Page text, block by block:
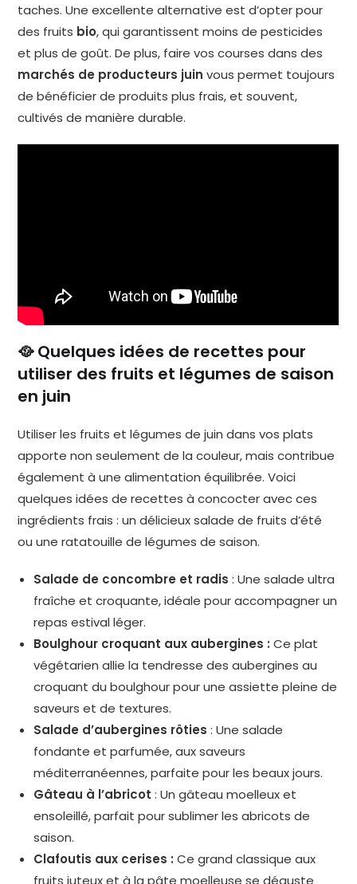
taches. Une excellente alternative est d’opter pour
des fruits bio, qui garantissent moins de pesticides
et plus de goût. De plus, faire vos courses dans des
marchés de producteurs juin vous permet toujours
de bénéficier de produits plus frais, et souvent,
cultivés de manière durable.
🥘 Quelques idées de recettes pour
utiliser des fruits et légumes de saison
en juin
Utiliser les fruits et légumes de juin dans vos plats
apporte non seulement de la couleur, mais contribue
également à une alimentation équilibrée. Voici
quelques idées de recettes à concocter avec ces
ingrédients frais : un délicieux salade de fruits d’été
ou une ratatouille de légumes de saison.
Salade de concombre et radis : Une salade ultra
fraîche et croquante, idéale pour accompagner un
repas estival léger.
Boulghour croquant aux aubergines : Ce plat
végétarien allie la tendresse des aubergines au
croquant du boulghour pour une assiette pleine de
saveurs et de textures.
Salade d’aubergines rôties : Une salade
fondante et parfumée, aux saveurs
méditerranéennes, parfaite pour les beaux jours.
Gâteau à l’abricot : Un gâteau moelleux et
ensoleillé, parfait pour sublimer les abricots de
saison.
Clafoutis aux cerises : Ce grand classique aux